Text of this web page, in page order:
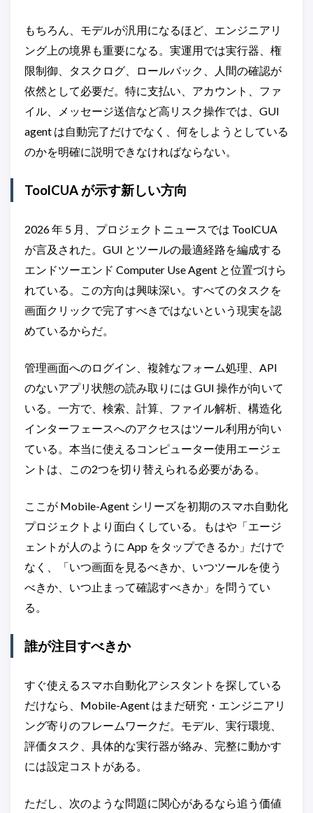
もちろん、モデルが汎用になるほど、エンジニアリ
ング上の境界も重要になる。実運用では実行器、権
限制御、タスクログ、ロールバック、人間の確認が
依然として必要だ。特に支払い、アカウント、ファ
イル、メッセージ送信など高リスク操作では、GUI
agent は自動完了だけでなく、何をしようとしている
のかを明確に説明できなければならない。
ToolCUA が示す新しい方向
2026 年 5 月、プロジェクトニュースでは ToolCUA
が言及された。GUI とツールの最適経路を編成する
エンドツーエンド Computer Use Agent と位置づけら
れている。この方向は興味深い。すべてのタスクを
画面クリックで完了すべきではないという現実を認
めているからだ。
管理画面へのログイン、複雑なフォーム処理、API
のないアプリ状態の読み取りには GUI 操作が向いて
いる。一方で、検索、計算、ファイル解析、構造化
インターフェースへのアクセスはツール利用が向い
ている。本当に使えるコンピューター使用エージェ
ントは、この2つを切り替えられる必要がある。
ここが Mobile-Agent シリーズを初期のスマホ自動化
プロジェクトより面白くしている。もはや「エージ
ェントが人のように App をタップできるか」だけで
なく、「いつ画面を見るべきか、いつツールを使う
べきか、いつ止まって確認すべきか」を問うてい
る。
誰が注目すべきか
すぐ使えるスマホ自動化アシスタントを探している
だけなら、Mobile-Agent はまだ研究・エンジニアリ
ング寄りのフレームワークだ。モデル、実行環境、
評価タスク、具体的な実行器が絡み、完整に動かす
には設定コストがある。
ただし、次のような問題に関心があるなら追う価値